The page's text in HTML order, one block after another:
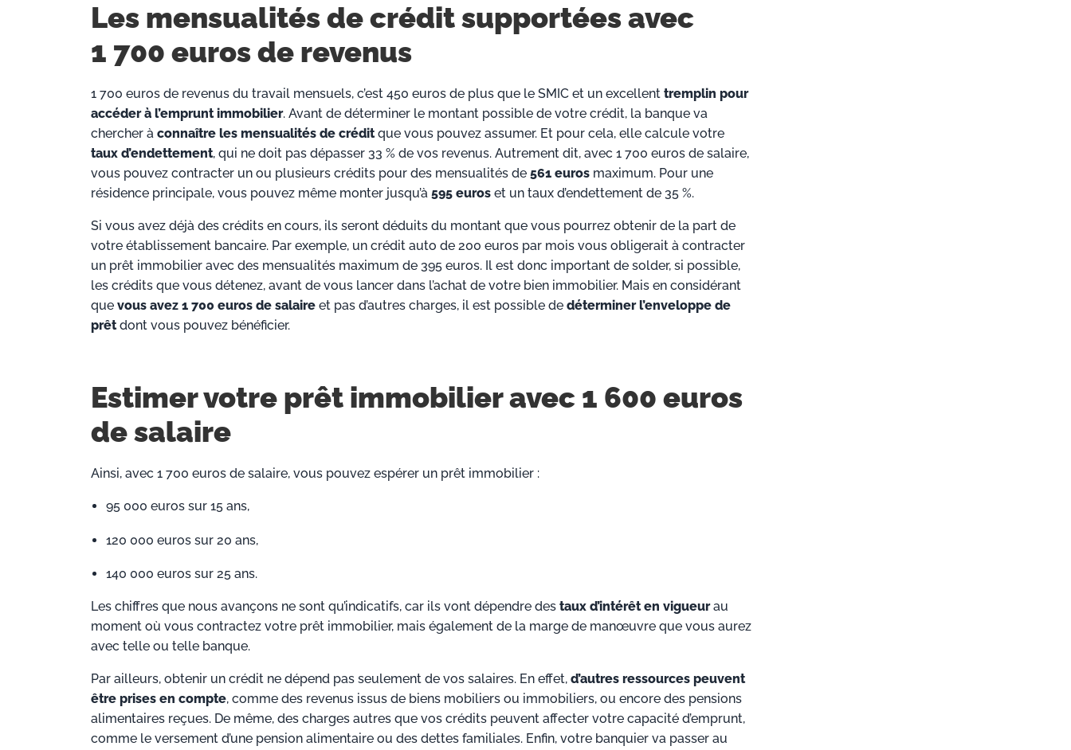
Les mensualités de crédit supportées avec
1 700 euros de revenus
1 700 euros de revenus du travail mensuels, c’est 450 euros de plus que le SMIC et un excellent tremplin pour
accéder à l’emprunt immobilier. Avant de déterminer le montant possible de votre crédit, la banque va
chercher à connaître les mensualités de créditque vous pouvez assumer. Et pour cela, elle calcule votre
taux d’endettement, qui ne doit pas dépasser 33 % de vos revenus. Autrement dit, avec 1 700 euros de salaire,
vous pouvez contracter un ou plusieurs crédits pour des mensualités de 561 euros maximum. Pour une
résidence principale, vous pouvez même monter jusqu’à 595 euros et un taux d’endettement de 35 %.
Si vous avez déjà des crédits en cours, ils seront déduits du montant que vous pourrez obtenir de la part de
votre établissement bancaire. Par exemple, un crédit auto de 200 euros par mois vous obligerait à contracter
un prêt immobilier avec des mensualités maximum de 395 euros. Il est donc important de solder, si possible,
les crédits que vous détenez, avant de vous lancer dans l’achat de votre bien immobilier. Mais en considérant
que vous avez 1 700 euros de salaire et pas d’autres charges, il est possible de déterminer l’enveloppe de
prêtdont vous pouvez bénéficier.
Estimer votre prêt immobilier avec 1 600 euros
de salaire
Ainsi, avec 1 700 euros de salaire, vous pouvez espérer un prêt immobilier :
95 000 euros sur 15 ans,
120 000 euros sur 20 ans,
140 000 euros sur 25 ans.
Les chiffres que nous avançons ne sont qu’indicatifs, car ils vont dépendre des taux d’intérêt en vigueurau
moment où vous contractez votre prêt immobilier, mais également de la marge de manœuvre que vous aurez
avec telle ou telle banque.
Par ailleurs, obtenir un crédit ne dépend pas seulement de vos salaires. En effet, d’autres ressources peuvent
être prises en compte, comme des revenus issus de biens mobiliers ou immobiliers, ou encore des pensions
alimentaires reçues. De même, des charges autres que vos crédits peuvent affecter votre capacité d’emprunt,
comme le versement d’une pension alimentaire ou des dettes familiales. Enfin, votre banquier va passer au